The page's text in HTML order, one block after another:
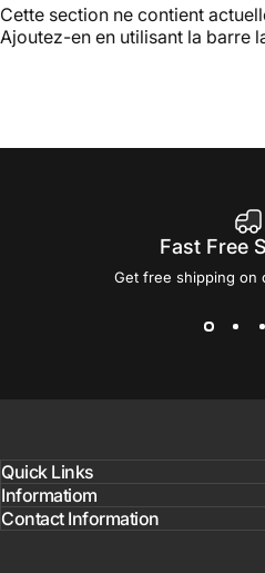
Cette section ne contient
Ajoutez-en en utilisant la barre
Fast Free
Get free shipping on
Quick Links
Informatiom
Contact Information